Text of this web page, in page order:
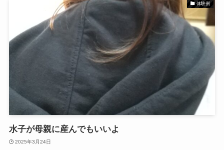
体験例
水子が母親に産んでもいいよ
2025年3月24日